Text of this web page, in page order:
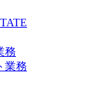
務
業務